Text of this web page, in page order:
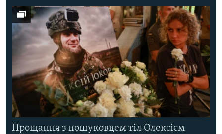
Прощання з пошуковцем тіл Олексієм